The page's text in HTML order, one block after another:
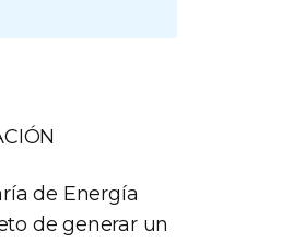
de Energía
de generar un